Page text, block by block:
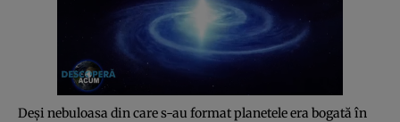
Deși nebuloasa din care s-au format planetele era bogată în